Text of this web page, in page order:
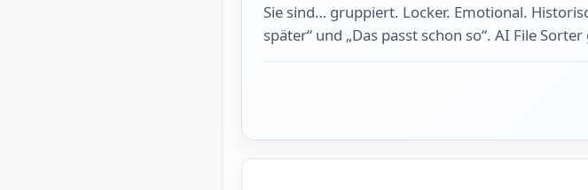
Sie sind… gruppiert. Locker. Emotional.
später“ und „Das passt schon so“. AI File